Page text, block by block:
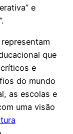
e
que
e
do mundo
as escolas e
uma visão